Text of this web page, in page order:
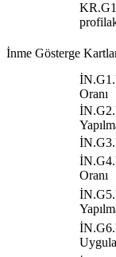
İnme Gösterge
Oranı
Oranı